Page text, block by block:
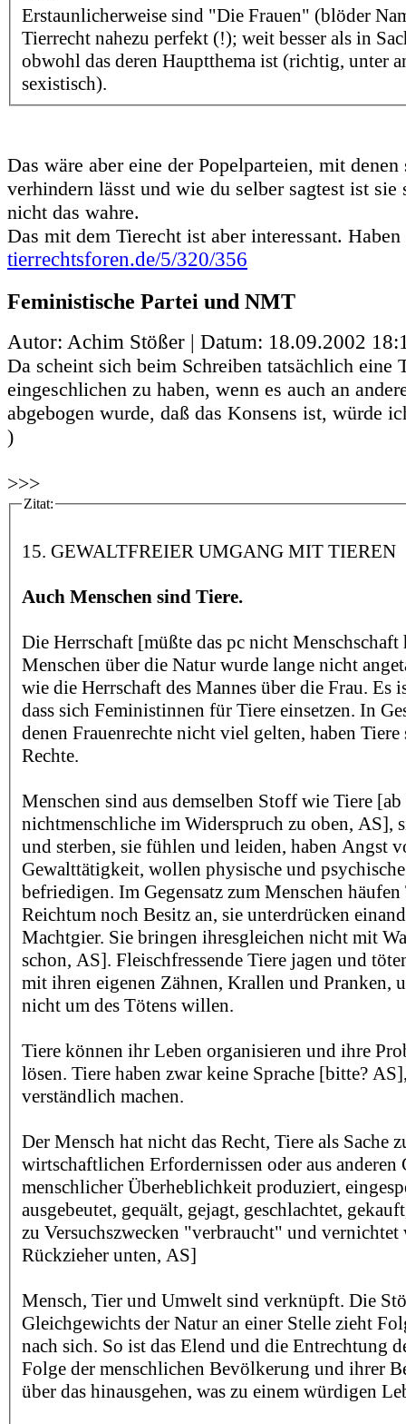
Erstaunlicherweise sind "Die Frauen" (blöder
Tierrecht nahezu perfekt (!); weit besser als in
obwohl das deren Hauptthema ist (richtig, unter
sexistisch).
Das wäre aber eine der Popelparteien, mit
verhindern lässt und wie du selber sagtest ist sie
nicht das wahre.
Das mit dem Tierecht ist aber interessant.
tierrechtsforen.de/5/320/356
Feministische Partei und NMT
Autor: Achim Stößer | Datum: 18.09.2002
Da scheint sich beim Schreiben tatsächlich eine
eingeschlichen zu haben, wenn es auch an
abgebogen wurde, daß das Konsens ist, würde
)
>>>
Zitat:
15. GEWALTFREIER UMGANG MIT TIEREN
Auch Menschen sind Tiere.
Die Herrschaft [müßte das pc nicht Menschschaft
Menschen über die Natur wurde lange nicht
wie die Herrschaft des Mannes über die Frau. Es
dass sich Feministinnen für Tiere einsetzen. In
denen Frauenrechte nicht viel gelten, haben
Rechte.
Menschen sind aus demselben Stoff wie Tiere
nichtmenschliche im Widerspruch zu oben, AS],
und sterben, sie fühlen und leiden, haben Angst
Gewalttätigkeit, wollen physische und
befriedigen. Im Gegensatz zum Menschen häufen
Reichtum noch Besitz an, sie unterdrücken
Machtgier. Sie bringen ihresgleichen nicht mit
schon, AS]. Fleischfressende Tiere jagen und
mit ihren eigenen Zähnen, Krallen und Pranken,
nicht um des Tötens willen.
Tiere können ihr Leben organisieren und ihre
lösen. Tiere haben zwar keine Sprache [bitte?
verständlich machen.
Der Mensch hat nicht das Recht, Tiere als Sache
wirtschaftlichen Erfordernissen oder aus
menschlicher Überheblichkeit produziert,
ausgebeutet, gequält, gejagt, geschlachtet,
zu Versuchszwecken "verbraucht" und vernichtet
Rückzieher unten, AS]
Mensch, Tier und Umwelt sind verknüpft. Die
Gleichgewichts der Natur an einer Stelle zieht
nach sich. So ist das Elend und die Entrechtung
Folge der menschlichen Bevölkerung und ihrer
über das hinausgehen, was zu einem würdigen